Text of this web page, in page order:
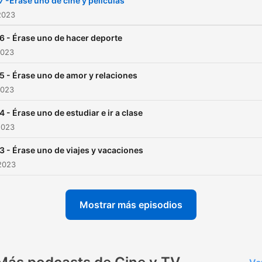
reivindicar que habitando el
se está tan mal✨
- Érase uno de hacer deporte
- Érase uno de amor y relaciones
- Érase uno de estudiar e ir a clase
- Érase uno de viajes y vacaciones
Mostrar más episodios